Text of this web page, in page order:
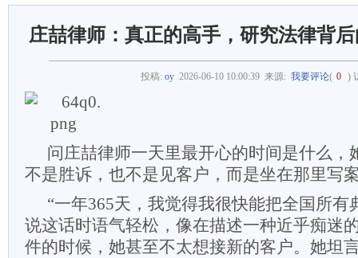
庄喆律师：真正的高手，研究法律背
投稿: oy 2026-06-10 10:00:39来源: 我要评论( 0 )
问庄喆律师一天里最开心的时间是什么，
不是胜诉，也不是见客户，而是坐在那里写
“一年365天，我觉得我很快能把全国所有
说这话时语气轻松，像在描述一种近乎痴迷
件的时候，她甚至不太想接新的客户。她坦